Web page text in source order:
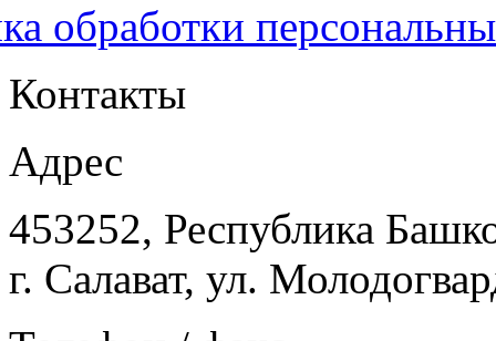
обработки
Контакты
Адрес
453252, Республика
г. Салават, ул.